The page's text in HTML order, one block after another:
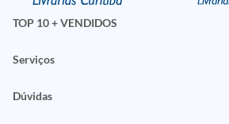
TOP 10 + VENDIDOS
Serviços
Dúvidas